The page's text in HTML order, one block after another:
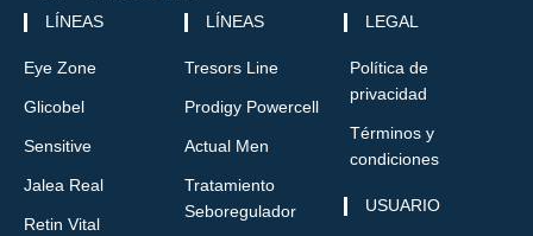
LÍNEAS
Eye Zone
Glicobel
Sensitive
Jalea Real
Retin Vital
LÍNEAS
Tresors Line
Prodigy Powercell
Actual Men
Tratamiento
Seboregulador
LEGAL
Política de
privacidad
Términos y
condiciones
USUARIO